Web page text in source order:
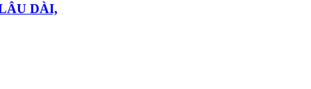
DÀI,